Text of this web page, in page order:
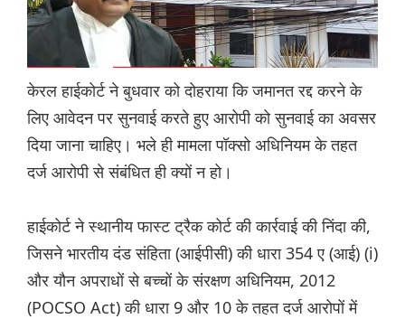
केरल हाईकोर्ट ने बुधवार को दोहराया कि जमानत रद्द करने के
लिए आवेदन पर सुनवाई करते हुए आरोपी को सुनवाई का अवसर
दिया जाना चाहिए। भले ही मामला पॉक्सो अधिनियम के तहत
दर्ज आरोपी से संबंधित ही क्यों न हो।
हाईकोर्ट ने स्थानीय फास्ट ट्रैक कोर्ट की कार्रवाई की निंदा की,
जिसने भारतीय दंड संहिता (आईपीसी) की धारा 354 ए (आई) (i)
और यौन अपराधों से बच्चों के संरक्षण अधिनियम, 2012
(POCSO Act) की धारा 9 और 10 के तहत दर्ज आरोपों में